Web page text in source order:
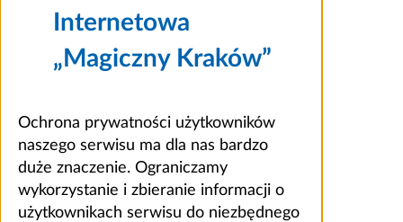
Internetowa
„Magiczny Kraków”
Ochrona prywatności użytkowników
naszego serwisu ma dla nas bardzo
duże znaczenie. Ograniczamy
wykorzystanie i zbieranie informacji o
użytkownikach serwisu do niezbędnego